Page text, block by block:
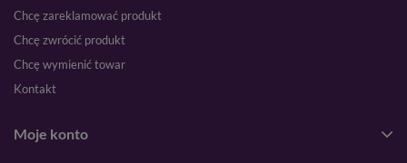
Chcę zareklamować produkt
Chcę zwrócić produkt
Chcę wymienić towar
Kontakt
Moje konto